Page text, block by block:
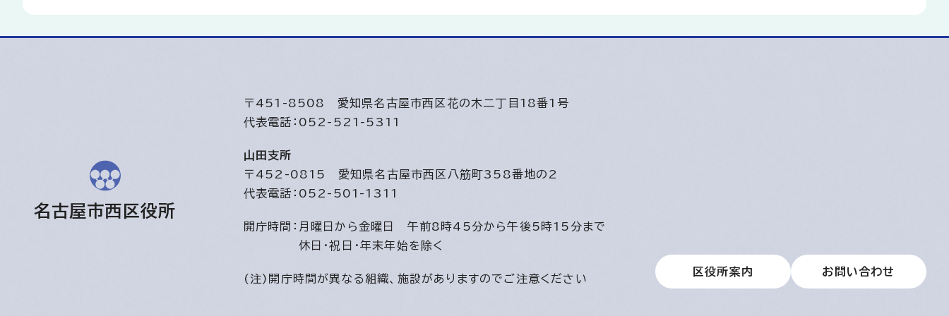
名古屋市西区役所
〒451-8508 愛知県名古屋市西区花の木二丁目18番1号
代表電話：052-521-5311
山田支所
〒452-0815 愛知県名古屋市西区八筋町358番地の2
代表電話：052-501-1311
開庁時間： 月曜日から金曜日 午前8時45分から午後5時15分まで
休日・祝日・年末年始を除く
(注)開庁時間が異なる組織、施設がありますのでご注意ください
区役所案内 お問い合わせ